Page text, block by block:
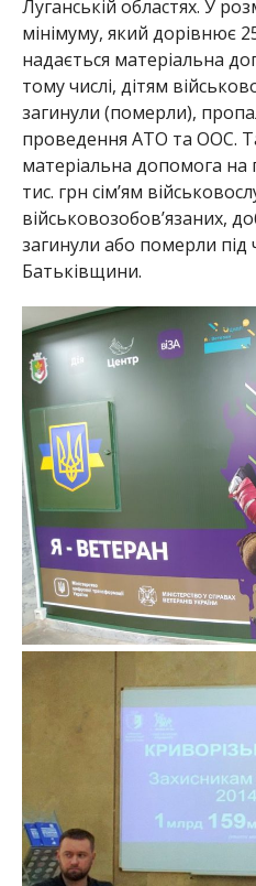
Луганській областях. У
мінімуму, який дорівнює
надається матеріальна
тому числі, дітям
загинули (померли),
проведення АТО та ООС.
матеріальна допомога на
тис. грн сім’ям
військовозобов’язаних,
загинули або померли під
Батьківщини.